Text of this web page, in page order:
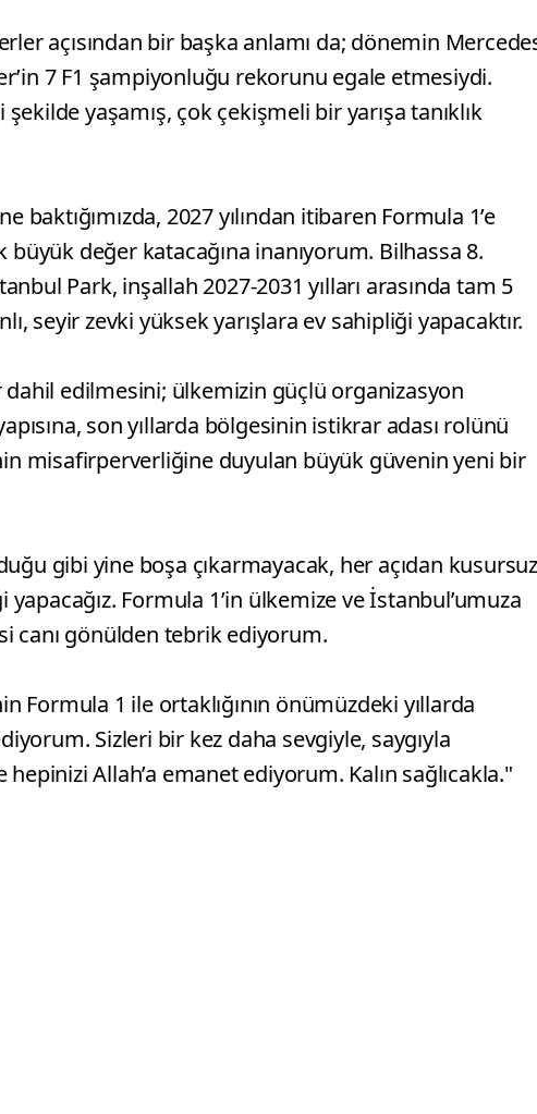
açısından bir başka anlamı da; dönemin
7 F1 şampiyonluğu rekorunu egale etmesiydi.
yaşamış, çok çekişmeli bir yarışa tanıklık
baktığımızda, 2027 yılından itibaren Formula 1’e
değer katacağına inanıyorum. Bilhassa 8.
Park, inşallah 2027-2031 yılları arasında tam 5
seyir zevki yüksek yarışlara ev sahipliği yapacaktır.
edilmesini; ülkemizin güçlü organizasyon
son yıllarda bölgesinin istikrar adası rolünü
misafirperverliğine duyulan büyük güvenin yeni bir
gibi yine boşa çıkarmayacak, her açıdan kusursuz
Formula 1’in ülkemize ve İstanbul’umuza
canı gönülden tebrik ediyorum.
Formula 1 ile ortaklığının önümüzdeki yıllarda
Sizleri bir kez daha sevgiyle, saygıyla
Allah’a emanet ediyorum. Kalın sağlıcakla."